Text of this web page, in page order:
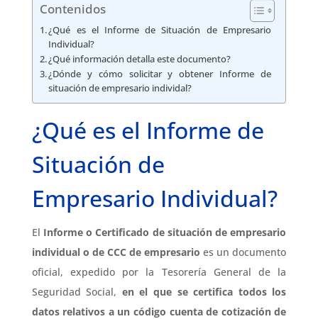
Contenidos
¿Qué es el Informe de Situación de Empresario
Individual?
¿Qué información detalla este documento?
¿Dónde y cómo solicitar y obtener Informe de
situación de empresario individal?
¿Qué es el Informe de
Situación de
Empresario Individual?
El Informe o Certificado de situación de empresario
individual o de CCC de empresarioes un documento
oficial, expedido por la Tesorería General de la
Seguridad Social, en el que se certifica todos los
datos relativos a un código cuenta de cotización de